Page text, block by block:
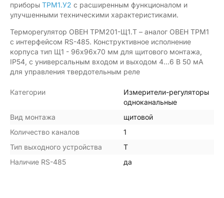
приборы ТРМ1.У2 с расширенным функционалом и
улучшенными техническими характеристиками.
Терморегулятор ОВЕН ТРМ201-Щ1.Т – аналог ОВЕН ТРМ1
с интерфейсом RS-485. Конструктивное исполнение
корпуса тип Щ1 - 96х96х70 мм для щитового монтажа,
IP54, с универсальным входом и выходом 4...6 В 50 мА
для управления твердотельным реле
Категории
Измерители-регуляторы
одноканальные
Вид монтажа
щитовой
Количество каналов
1
Тип выходного устройства
Т
Наличие RS-485
да